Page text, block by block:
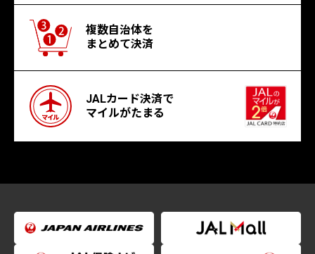
複数自治体を
まとめて決済
JALカード決済で
マイルがたまる